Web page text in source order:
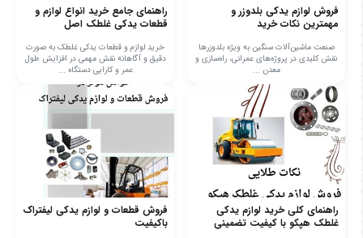
فروش لوازم یدکی بلدوزر و
مهمترین نکات خرید
صنعت ماشین‌آلات سنگین به ویژه بلدوزرها
نقش کلیدی در پروژه‌های عمرانی، راه‌سازی و
معدن ...
راهنمای جامع خرید انواع لوازم و
قطعات یدکی غلطک اصل
خرید لوازم و قطعات یدکی غلطک به صورت
دقیق و آگاهانه نقش مهمی در افزایش طول
عمر و کارایی دستگاه‌ ...
راهنمای کلی خرید لوازم یدکی
غلطک هپکو با کیفیت تضمینی
فروش قطعات و لوازم یدکی لیفتراک
باکیفیت